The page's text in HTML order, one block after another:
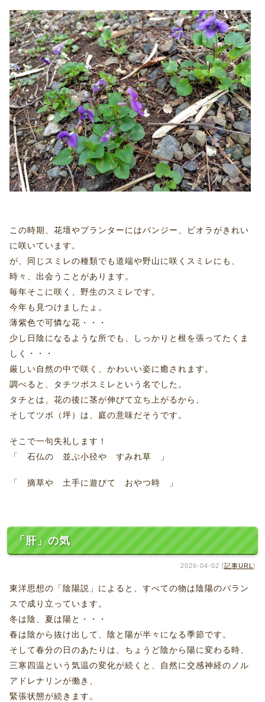
この時期、花壇やプランターにはパンジー、ビオラがきれい
に咲いています。
が、同じスミレの種類でも道端や野山に咲くスミレにも、
時々、出会うことがあります。
毎年そこに咲く、野生のスミレです。
今年も見つけましたょ。
薄紫色で可憐な花・・・
少し日陰になるような所でも、しっかりと根を張ってたくま
しく・・・
厳しい自然の中で咲く、かわいい姿に癒されます。
調べると、タチツボスミレという名でした。
タチとは、花の後に茎が伸びて立ち上がるから、
そしてツボ（坪）は、庭の意味だそうです。
そこで一句失礼します！
「 石仏の 並ぶ小径や すみれ草 」
「 摘草や 土手に遊びて おやつ時 」
「肝」の気
2026-04-02 [記事URL ]
東洋思想の「陰陽説」によると、すべての物は陰陽のバラン
スで成り立っています。
冬は陰、夏は陽と・・・
春は陰から抜け出して、陰と陽が半々になる季節です。
そして春分の日のあたりは、ちょうど陰から陽に変わる時、
三寒四温という気温の変化が続くと、自然に交感神経のノル
アドレナリンが働き、
緊張状態が続きます。